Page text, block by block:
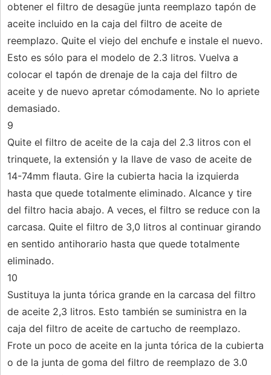
obtener el filtro de desagüe junta reemplazo tapón de
aceite incluido en la caja del filtro de aceite de
reemplazo. Quite el viejo del enchufe e instale el nuevo.
Esto es sólo para el modelo de 2.3 litros. Vuelva a
colocar el tapón de drenaje de la caja del filtro de
aceite y de nuevo apretar cómodamente. No lo apriete
demasiado.
9
Quite el filtro de aceite de la caja del 2.3 litros con el
trinquete, la extensión y la llave de vaso de aceite de
14-74mm flauta. Gire la cubierta hacia la izquierda
hasta que quede totalmente eliminado. Alcance y tire
del filtro hacia abajo. A veces, el filtro se reduce con la
carcasa. Quite el filtro de 3,0 litros al continuar girando
en sentido antihorario hasta que quede totalmente
eliminado.
10
Sustituya la junta tórica grande en la carcasa del filtro
de aceite 2,3 litros. Esto también se suministra en la
caja del filtro de aceite de cartucho de reemplazo.
Frote un poco de aceite en la junta tórica de la cubierta
o de la junta de goma del filtro de reemplazo de 3.0